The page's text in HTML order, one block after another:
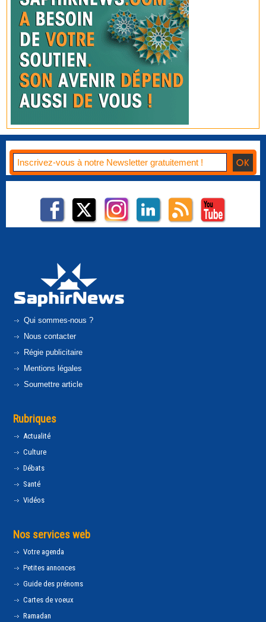
Qui sommes-nous ?
Nous contacter
Régie publicitaire
Mentions légales
Soumettre article
Rubriques
Actualité
Culture
Débats
Santé
Vidéos
Nos services web
Votre agenda
Petites annonces
Guide des prénoms
Cartes de voeux
Ramadan